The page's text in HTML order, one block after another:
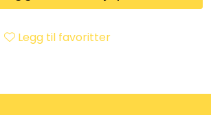
Legg til favoritter